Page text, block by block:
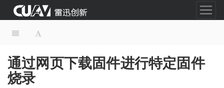
通过网页下载固件进行特定固件
烧录